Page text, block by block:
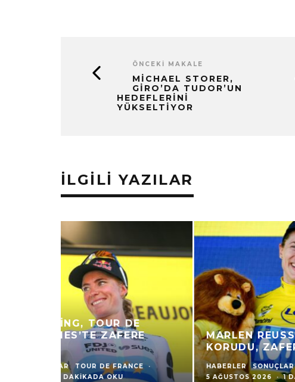
ÖNCEKI MAKALE
MICHAEL STORER,
GIRO’DA TUDOR’UN
HEDEFLERINI
YÜKSELTIYOR
İLGILI YAZILAR
NOEMI RÜEGG, TOUR DE FRANCE
FEMMES’TE MOTOSIKLETTEN
ETKILENDI
HABERLER LA VUELTA
SONUÇLAR
TOUR DE FRANCE
·
5 AĞUSTOS 2026 1 DAKIKADA OKU